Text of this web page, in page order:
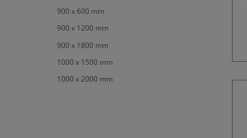
900 x 600 mm
900 x 1200 mm
900 x 1800 mm
1000 x 1500 mm
1000 x 2000 mm